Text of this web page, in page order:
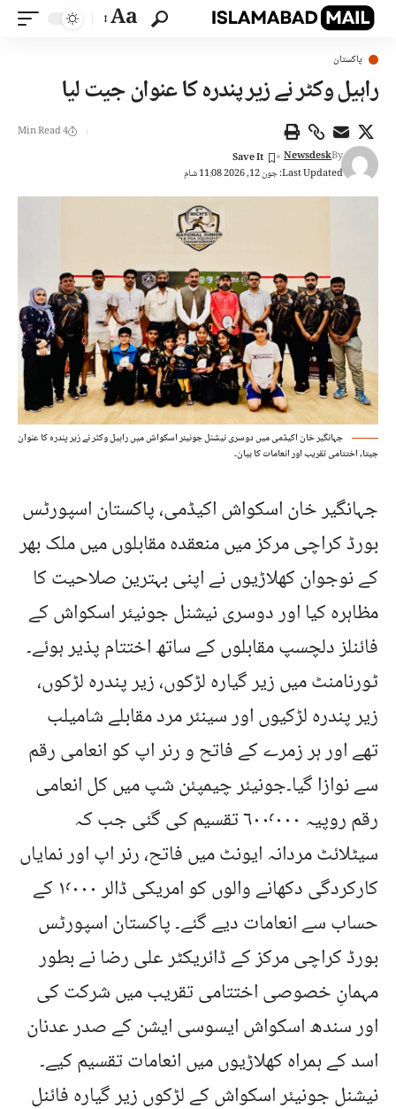
Aa
پاکستان
راہیل وکٹر نے زیر پندرہ کا عنوان جیت لیا
Last Updated: جون 12, 2026 11:08 شام
By
Newsdesk
4 Min Read
جہانگیر خان اکیڈمی میں دوسری نیشنل جونیئر اسکواش میں راہیل وکٹر نے زیر پندرہ کا عنوان
جیتا، اختتامی تقریب اور انعامات کا بیان۔
جہانگیر خان اسکواش اکیڈمی، پاکستان اسپورٹس
بورڈ کراچی مرکز میں منعقدہ مقابلوں میں ملک بھر
کے نوجوان کھلاڑیوں نے اپنی بہترین صلاحیت کا
مظاہرہ کیا اور دوسری نیشنل جونیئر اسکواش کے
فائنلز دلچسپ مقابلوں کے ساتھ اختتام پذیر ہوئے۔
ٹورنامنٹ میں زیر گیارہ لڑکوں، زیر پندرہ لڑکوں،
زیر پندرہ لڑکیوں اور سینئر مرد مقابلے شامیلب
تھے اور ہر زمرے کے فاتح و رنر اپ کو انعامی رقم
سے نوازا گیا۔جونیئر چیمپئن شپ میں کل انعامی
رقم روپیہ ۶۰۰٬۰۰۰ تقسیم کی گئی جب کہ
سیٹلائٹ مردانہ ایونٹ میں فاتح، رنر اپ اور نمایاں
کارکردگی دکھانے والوں کو امریکی ڈالر ۱٬۰۰۰ کے
حساب سے انعامات دیے گئے۔ پاکستان اسپورٹس
بورڈ کراچی مرکز کے ڈائریکٹر علی رضا نے بطور
مہمانِ خصوصی اختتامی تقریب میں شرکت کی
اور سندھ اسکواش ایسوسی ایشن کے صدر عدنان
اسد کے ہمراہ کھلاڑیوں میں انعامات تقسیم کیے۔
نیشنل جونیئر اسکواش کے لڑکوں زیر گیارہ فائنل